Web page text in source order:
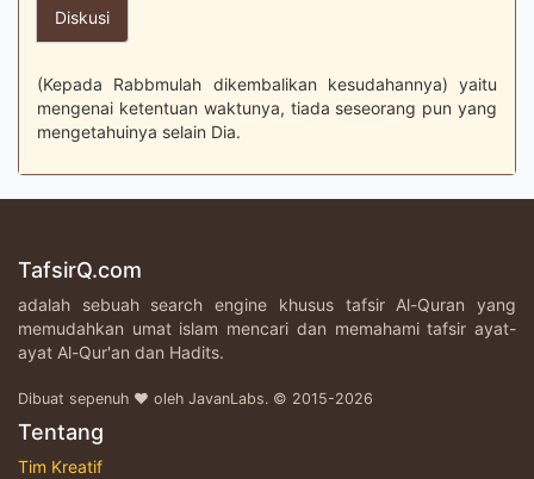
Diskusi
(Kepada Rabbmulah dikembalikan kesudahannya) yaitu
mengenai ketentuan waktunya, tiada seseorang pun yang
mengetahuinya selain Dia.
TafsirQ.com
adalah sebuah search engine khusus tafsir Al-Quran yang
memudahkan umat islam mencari dan memahami tafsir ayat-
ayat Al-Qur'an dan Hadits.
Dibuat sepenuh ♥ oleh JavanLabs. © 2015-2026
Tentang
Tim Kreatif